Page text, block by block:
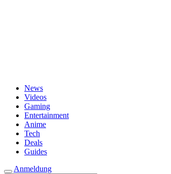
News
Videos
Gaming
Entertainment
Anime
Tech
Deals
Guides
Anmeldung